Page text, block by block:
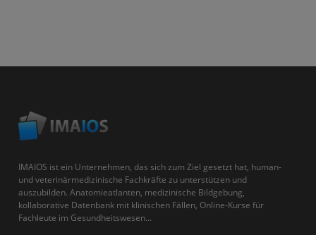
IMAIOS ist ein Unternehmen, das sich zum Ziel gesetzt hat, human-
und veterinärmedizinische Fachkräfte zu unterstützen und
auszubilden. Anatomieatlanten, medizinische Bildgebung,
kollaborative Datenbank mit klinischen Fällen, Online-Kurse für
Fachleute im Gesundheitswesen...